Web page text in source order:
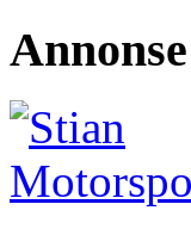
Annonse